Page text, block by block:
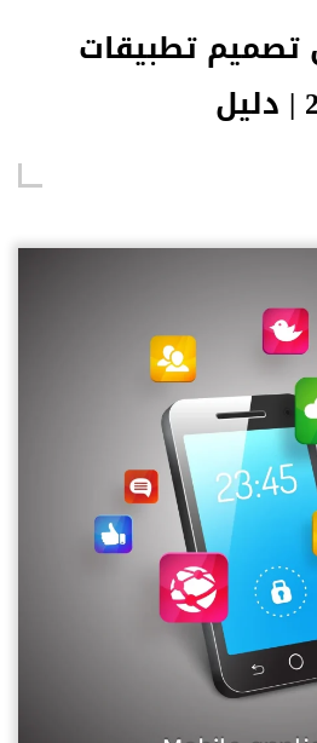
تطبيقات
الجوال 2025 | دليل